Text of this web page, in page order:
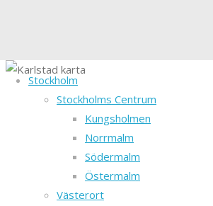
Stockholm
Stockholms Centrum
Kungsholmen
Norrmalm
Södermalm
Östermalm
Västerort